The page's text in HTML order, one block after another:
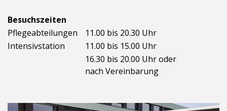
Besuchszeiten
Pflegeabteilungen
11.00 bis 20.30 Uhr
Intensivstation
11.00 bis 15.00 Uhr
16.30 bis 20.00 Uhr oder
nach Vereinbarung